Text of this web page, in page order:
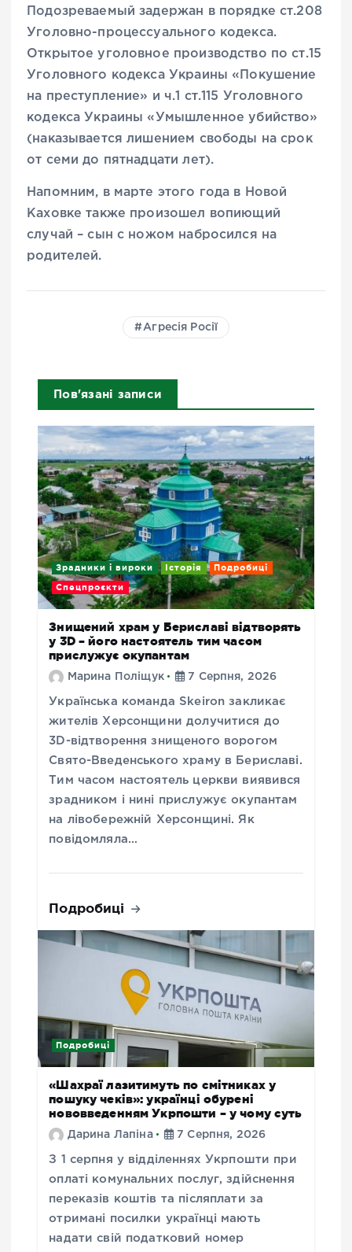
Подозреваемый задержан в порядке ст.208
Уголовно-процессуального кодекса.
Открытое уголовное производство по ст.15
Уголовного кодекса Украины «Покушение
на преступление» и ч.1 ст.115 Уголовного
кодекса Украины «Умышленное убийство»
(наказывается лишением свободы на срок
от семи до пятнадцати лет).
Напомним, в марте этого года в Новой
Каховке также произошел вопиющий
случай – сын с ножом набросился на
родителей.
Агресія Росії
Пов'язані записи
Зрадники і вироки Історія Подробиці
Спецпроєкти
Знищений храм у Бериславі відтворять
у 3D – його настоятель тим часом
прислужує окупантам
Марина Поліщук 7 Серпня, 2026
Українська команда Skeiron закликає
жителів Херсонщини долучитися до
3D-відтворення знищеного ворогом
Свято-Введенського храму в Бериславі.
Тим часом настоятель церкви виявився
зрадником і нині прислужує окупантам
на лівобережній Херсонщині. Як
повідомляла…
Подробиці
Подробиці
«Шахраї лазитимуть по смітниках у
пошуку чеків»: українці обурені
нововведенням Укрпошти – у чому суть
Дарина Лапіна 7 Серпня, 2026
З 1 серпня у відділеннях Укрпошти при
оплаті комунальних послуг, здійснення
переказів коштів та післяплати за
отримані посилки українці мають
надати свій податковий номер